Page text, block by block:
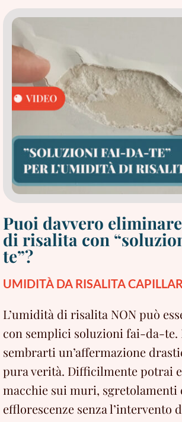
per
soluzione
(2026)
Puoi davvero
di risalita con
te”?
UMIDITÀ DA RISALITA
L’umidità di risalita NON può
con semplici soluzioni fai-da-te.
sembrarti un’affermazione
pura verità. Difficilmente potrai
macchie sui muri, sgretolamenti
efflorescenze senza l’intervento